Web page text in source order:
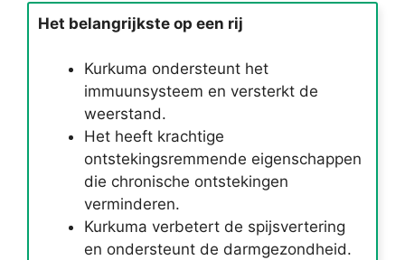
Het belangrijkste op een rij
Kurkuma ondersteunt het
immuunsysteem en versterkt de
weerstand.
Het heeft krachtige
ontstekingsremmende eigenschappen
die chronische ontstekingen
verminderen.
Kurkuma verbetert de spijsvertering
en ondersteunt de darmgezondheid.